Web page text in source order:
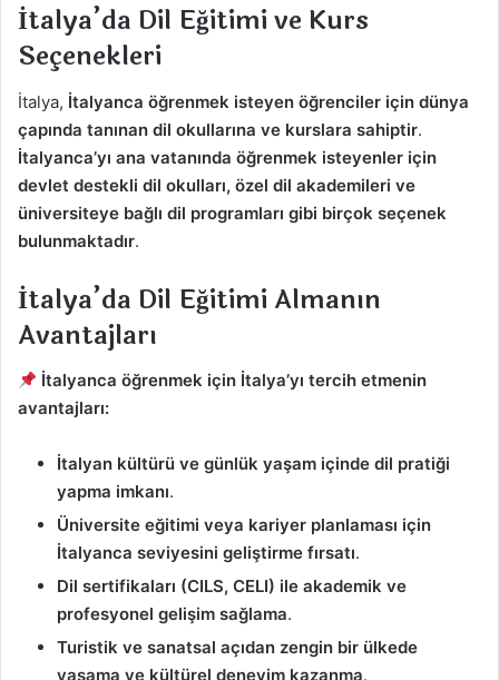
İtalya’da Dil Eğitimi ve Kurs
Seçenekleri
İtalya, İtalyanca öğrenmek isteyen öğrenciler için dünya
çapında tanınan dil okullarına ve kurslara sahiptir.
İtalyanca’yı ana vatanında öğrenmek isteyenler için
devlet destekli dil okulları, özel dil akademileri ve
üniversiteye bağlı dil programları gibi birçok seçenek
bulunmaktadır.
İtalya’da Dil Eğitimi Almanın
Avantajları
İtalyanca öğrenmek için İtalya’yı tercih etmenin
avantajları:
İtalyan kültürü ve günlük yaşam içinde dil pratiği
yapma imkanı.
Üniversite eğitimi veya kariyer planlaması için
İtalyanca seviyesini geliştirme fırsatı.
Dil sertifikaları (CILS, CELI) ile akademik ve
profesyonel gelişim sağlama.
Turistik ve sanatsal açıdan zengin bir ülkede
yaşama ve kültürel deneyim kazanma.